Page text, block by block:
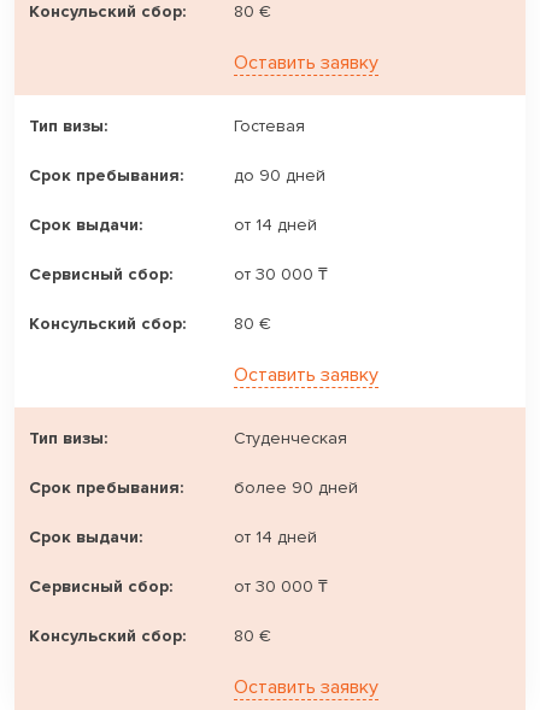
80 €
Оставить заявку
Гостевая
до 90 дней
от 14 дней
от 30 000 ₸
80 €
Оставить заявку
Студенческая
более 90 дней
от 14 дней
от 30 000 ₸
80 €
Оставить заявку